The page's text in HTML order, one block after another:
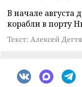
В начале августа
корабли в порту
Текст: Алексей